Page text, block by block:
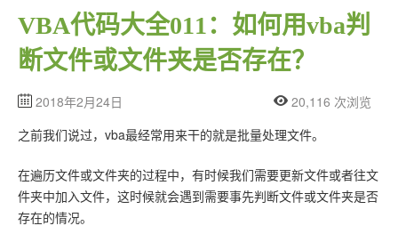
VBA代码大全
EXCEL VBA
Python
C#
VBA代码大全011：如何用vba判
断文件或文件夹是否存在？
2018年2月24日
20,116 次浏览
之前我们说过，vba最经常用来干的就是批量处理文件。
在遍历文件或文件夹的过程中，有时候我们需要更新文件或者往文
件夹中加入文件，这时候就会遇到需要事先判断文件或文件夹是否
存在的情况。